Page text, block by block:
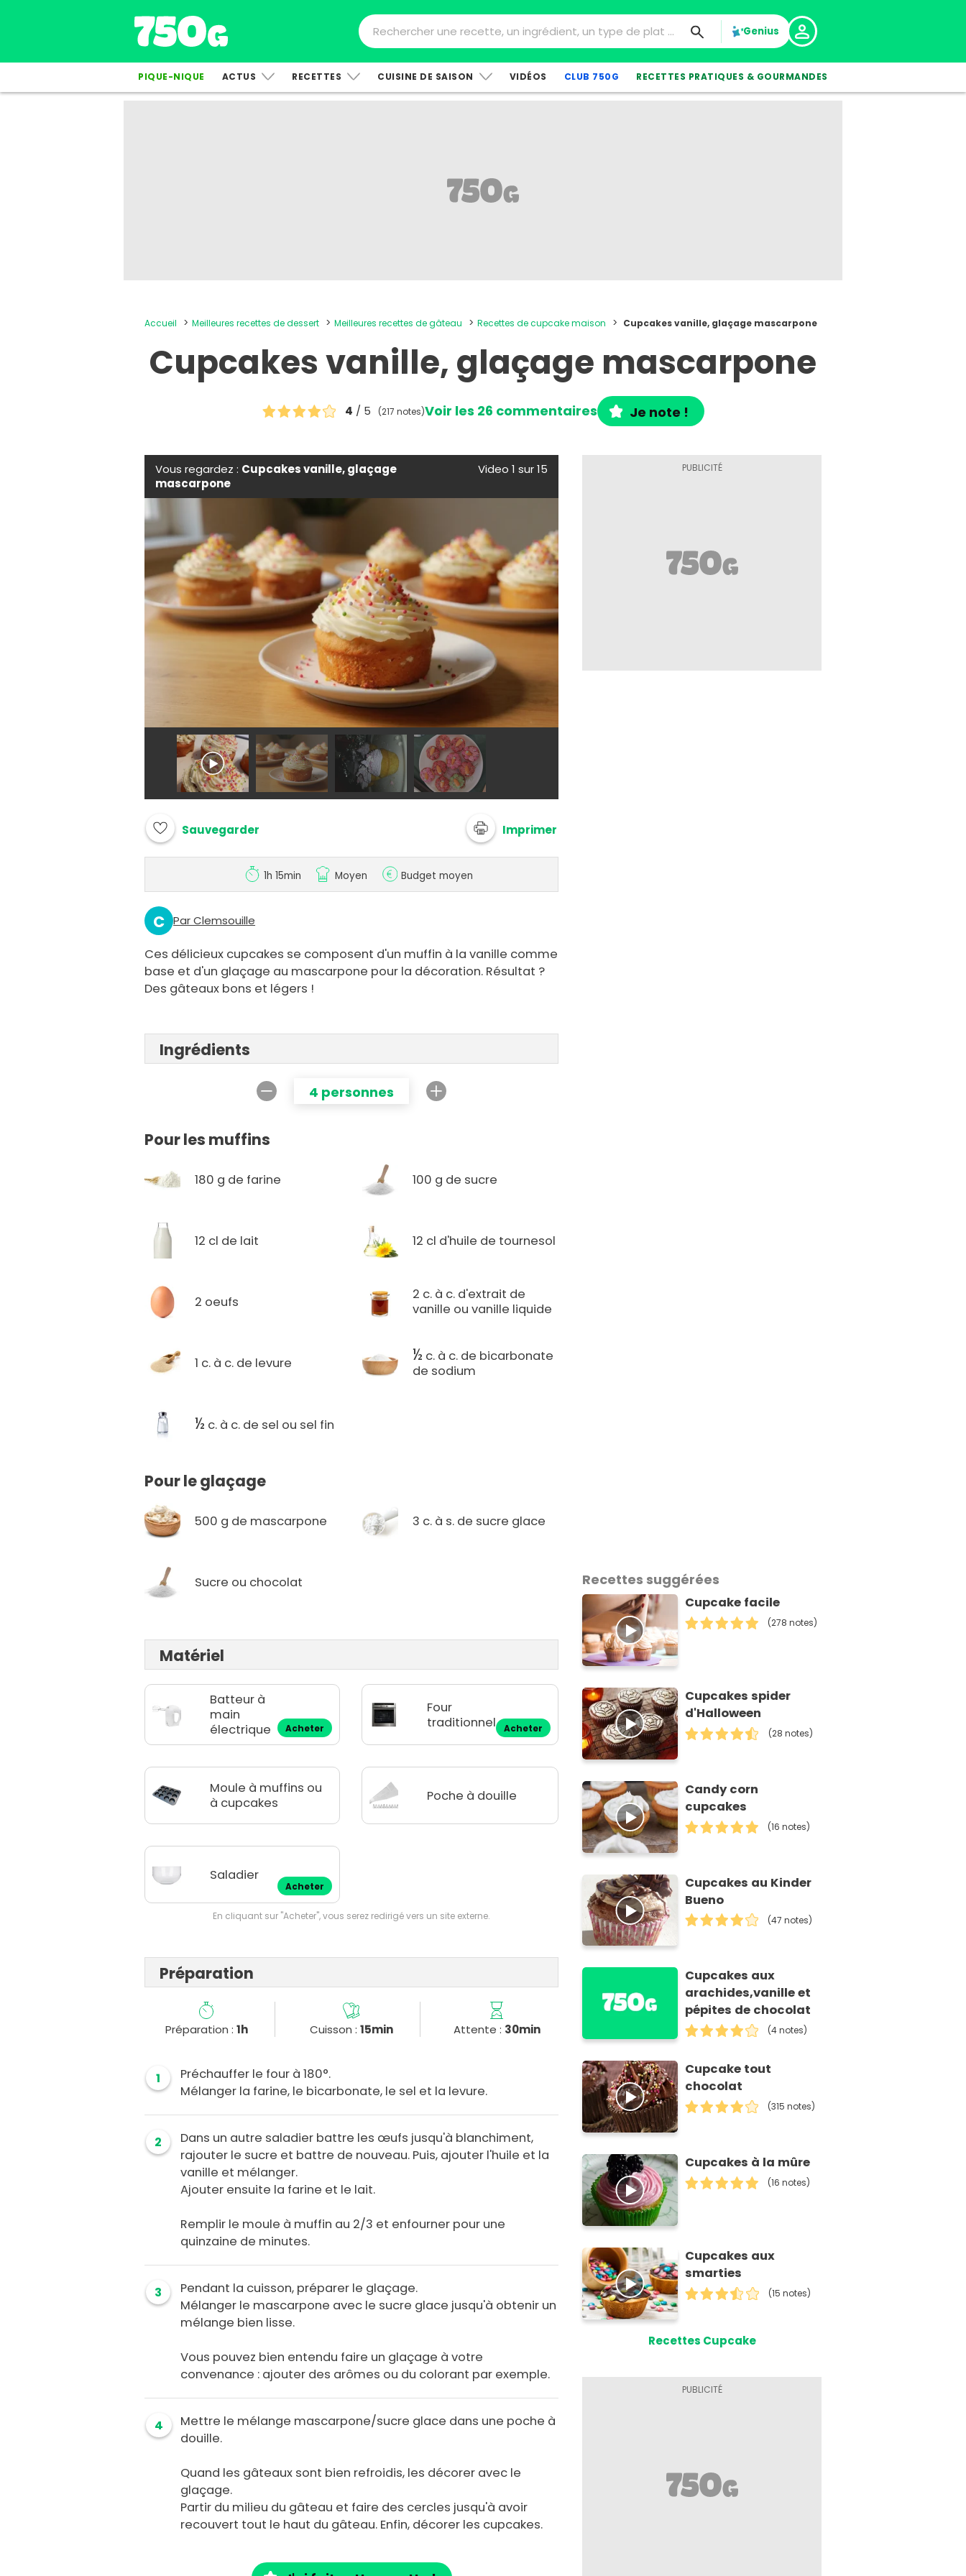
Genius
PIQUE-NIQUE ACTUS RECETTES CUISINE DE SAISON VIDÉOS CLUB 750G RECETTES PRATIQUES & GOURMANDES
Accueil Meilleures recettes de dessert Meilleures recettes de gâteau Recettes de cupcake maison Cupcakes vanille, glaçage mascarpone
Cupcakes vanille, glaçage mascarpone
4 / 5 (217 notes)Voir les 26 commentaires Je note !
Vous regardez : Cupcakes vanille, glaçage
mascarpone
Video 1 sur 15
Sauvegarder Imprimer
1h 15min Moyen Budget moyen
C Par Clemsouille
Ces délicieux cupcakes se composent d'un muffin à la vanille comme
base et d'un glaçage au mascarpone pour la décoration. Résultat ?
Des gâteaux bons et légers !
Ingrédients
4 personnes
Pour les muffins
180 g de farine 100 g de sucre
12 cl de lait 12 cl d'huile de tournesol
2 oeufs
2 c. à c. d'extrait de
vanille ou vanille liquide
1 c. à c. de levure ½ c. à c. de bicarbonate
de sodium
½ c. à c. de sel ou sel fin
Pour le glaçage
500 g de mascarpone 3 c. à s. de sucre glace
Sucre ou chocolat
Matériel
Batteur à
main
électrique
Acheter
Four
traditionnel
Acheter
Moule à muffins ou
à cupcakes
Poche à douille
Saladier
Acheter
En cliquant sur "Acheter", vous serez redirigé vers un site externe.
Préparation
Préparation : 1h Cuisson :15min Attente : 30min
1
Préchauffer le four à 180°.
Mélanger la farine, le bicarbonate, le sel et la levure.
2
Dans un autre saladier battre les œufs jusqu'à blanchiment,
rajouter le sucre et battre de nouveau. Puis, ajouter l'huile et la
vanille et mélanger.
Ajouter ensuite la farine et le lait.
Remplir le moule à muffin au 2/3 et enfourner pour une
quinzaine de minutes.
3
Pendant la cuisson, préparer le glaçage.
Mélanger le mascarpone avec le sucre glace jusqu'à obtenir un
mélange bien lisse.
Vous pouvez bien entendu faire un glaçage à votre
convenance : ajouter des arômes ou du colorant par exemple.
4
Mettre le mélange mascarpone/sucre glace dans une poche à
douille.
Quand les gâteaux sont bien refroidis, les décorer avec le
glaçage.
Partir du milieu du gâteau et faire des cercles jusqu'à avoir
recouvert tout le haut du gâteau. Enfin, décorer les cupcakes.
Recettes suggérées
Cupcake facile
(278 notes)
Cupcakes spider
d'Halloween
(28 notes)
Candy corn
cupcakes
(16 notes)
Cupcakes au Kinder
Bueno
(47 notes)
Cupcakes aux
arachides,vanille et
pépites de chocolat
(4 notes)
Cupcake tout
chocolat
(315 notes)
Cupcakes à la mûre
(16 notes)
Cupcakes aux
smarties
(15 notes)
Recettes Cupcake